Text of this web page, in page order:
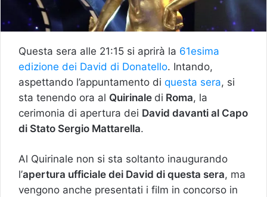
Questa sera alle 21:15 si aprirà la 61esima
edizione dei David di Donatello. Intando,
aspettando l’appuntamento di questa sera, si
sta tenendo ora al Quirinale di Roma, la
cerimonia di apertura dei David davanti al Capo
di Stato Sergio Mattarella.
Al Quirinale non si sta soltanto inaugurando
l’apertura ufficiale dei David di questa sera, ma
vengono anche presentati i film in concorso in